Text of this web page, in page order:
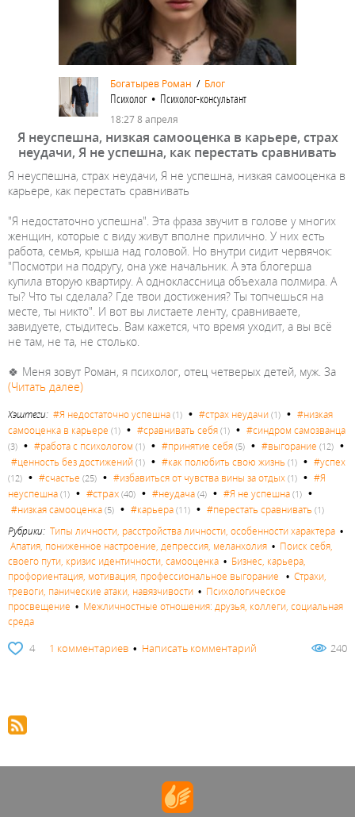
Богатырев Роман / Блог
Психолог • Психолог-консультант
18:27 8 апреля
Я неуспешна, низкая самооценка в карьере, страх
неудачи, Я не успешна, как перестать сравнивать
Я неуспешна, страх неудачи, Я не успешна, низкая самооценка в
карьере, как перестать сравнивать
"Я недостаточно успешна". Эта фраза звучит в голове у многих
женщин, которые с виду живут вполне прилично. У них есть
работа, семья, крыша над головой. Но внутри сидит червячок:
"Посмотри на подругу, она уже начальник. А эта блогерша
купила вторую квартиру. А одноклассница объехала полмира. А
ты? Что ты сделала? Где твои достижения? Ты топчешься на
месте, ты никто". И вот вы листаете ленту, сравниваете,
завидуете, стыдитесь. Вам кажется, что время уходит, а вы всё
не там, не та, не столько.
🍀 Меня зовут Роман, я психолог, отец четверых детей, муж. За
(Читать далее)
Хэштеги: #Я недостаточно успешна (1) • #страх неудачи (1) • #низкая
самооценка в карьере (1) • #сравнивать себя (1) • #синдром самозванца
(3) • #работа с психологом (1) • #принятие себя (5) • #выгорание (12) •
#ценность без достижений (1) • #как полюбить свою жизнь (1) • #успех
(12) • #счастье (25) • #избавиться от чувства вины за отдых (1) • #Я
неуспешна (1) • #страх (40) • #неудача (4) • #Я не успешна (1) •
#низкая самооценка (5) • #карьера (11) • #перестать сравнивать (1)
Рубрики: Типы личности, расстройства личности, особенности характера •
Апатия, пониженное настроение, депрессия, меланхолия • Поиск себя,
своего пути, кризис идентичности, самооценка • Бизнес, карьера,
профориентация, мотивация, профессиональное выгорание • Страхи,
тревоги, панические атаки, навязчивости • Психологическое
просвещение • Межличностные отношения: друзья, коллеги, социальная
среда
4 1 комментариев • Написать комментарий 240